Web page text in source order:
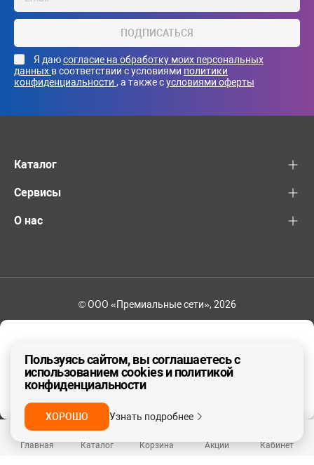
Главная Каталог Корзина Акции Кабинет
ДА, ВЕРНО
ПОДПИСАТЬСЯ
Я даюсогласие на обработку моих персональных
данных в соответствии с условиями политики
конфиденциальности , а также сусловиями оферты
Каталог
Сервисы
О нас
© ООО «Премиальные сети», 2026
Пользуясь сайтом, вы соглашаетесь с
использованием cookies и политикой
конфиденциальности
ХОРОШО Узнать подробнее